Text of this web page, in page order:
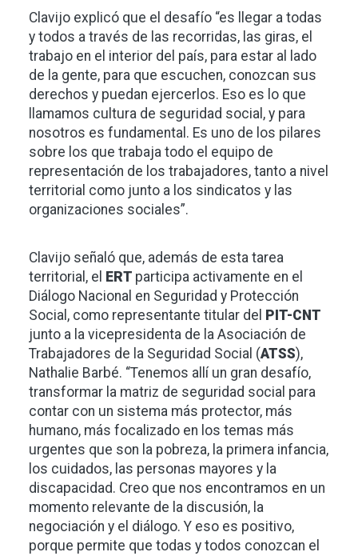
Clavijo explicó que el desafío “es llegar a todas
y todos a través de las recorridas, las giras, el
trabajo en el interior del país, para estar al lado
de la gente, para que escuchen, conozcan sus
derechos y puedan ejercerlos. Eso es lo que
llamamos cultura de seguridad social, y para
nosotros es fundamental. Es uno de los pilares
sobre los que trabaja todo el equipo de
representación de los trabajadores, tanto a nivel
territorial como junto a los sindicatos y las
organizaciones sociales”.
Clavijo señaló que, además de esta tarea
territorial, el
ERT participa activamente en el
Diálogo Nacional en Seguridad y Protección
Social, como representante titular del
PIT-CNT
junto a la vicepresidenta de la Asociación de
Trabajadores de la Seguridad Social (ATSS),
Nathalie Barbé. “Tenemos allí un gran desafío,
transformar la matriz de seguridad social para
contar con un sistema más protector, más
humano, más focalizado en los temas más
urgentes que son la pobreza, la primera infancia,
los cuidados, las personas mayores y la
discapacidad. Creo que nos encontramos en un
momento relevante de la discusión, la
negociación y el diálogo. Y eso es positivo,
porque permite que todas y todos conozcan el